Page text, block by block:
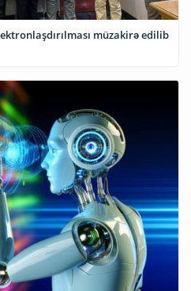
müzakirə edilib